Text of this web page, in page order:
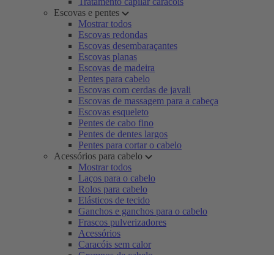
Escovas e pentes
Mostrar todos
Escovas redondas
Escovas desembaraçantes
Escovas planas
Escovas de madeira
Pentes para cabelo
Escovas com cerdas de javali
Escovas de massagem para a cabeça
Escovas esqueleto
Pentes de cabo fino
Pentes de dentes largos
Pentes para cortar o cabelo
Acessórios para cabelo
Mostrar todos
Laços para o cabelo
Rolos para cabelo
Elásticos de tecido
Ganchos e ganchos para o cabelo
Frascos pulverizadores
Acessórios
Caracóis sem calor